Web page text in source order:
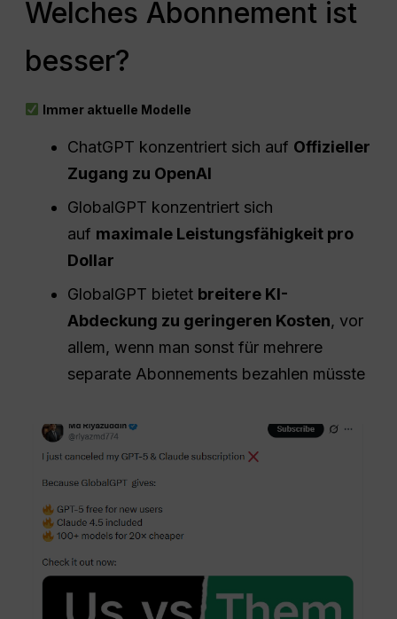
Welches Abonnement ist
besser?
Immer aktuelle Modelle
ChatGPT konzentriert sich auf Offizieller
Zugang zu OpenAI
GlobalGPT konzentriert sich
auf maximale Leistungsfähigkeit pro
Dollar
GlobalGPT bietet breitere KI-
Abdeckung zu geringeren Kosten, vor
allem, wenn man sonst für mehrere
separate Abonnements bezahlen müsste